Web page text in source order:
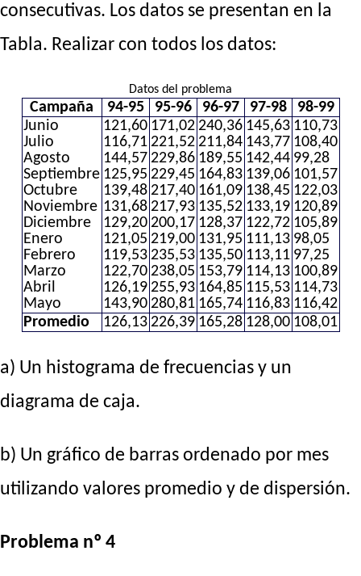
consecutivas. Los datos se presentan en la
Tabla. Realizar con todos los datos:
Datos del problema
Campaña 94-95 95-96 96-97 97-98
98-99
Junio
Julio
Agosto
Septiembre
Octubre
Noviembre
Diciembre
Enero
Febrero
Marzo
Abril
Mayo
121,60
116,71
144,57
125,95
139,48
131,68
129,20
121,05
119,53
122,70
126,19
143,90
171,02
221,52
229,86
229,45
217,40
217,93
200,17
219,00
235,53
238,05
255,93
280,81
240,36
211,84
189,55
164,83
161,09
135,52
128,37
131,95
135,50
153,79
164,85
165,74
145,63
143,77
142,44
139,06
138,45
133,19
122,72
111,13
113,11
114,13
115,53
116,83
110,73
108,40
99,28
101,57
122,03
120,89
105,89
98,05
97,25
100,89
114,73
116,42
Promedio
126,13 226,39 165,28 128,00 108,01
a) Un histograma de frecuencias y un
diagrama de caja.
b) Un gráfico de barras ordenado por mes
utilizando valores promedio y de dispersión.
Problema nº 4